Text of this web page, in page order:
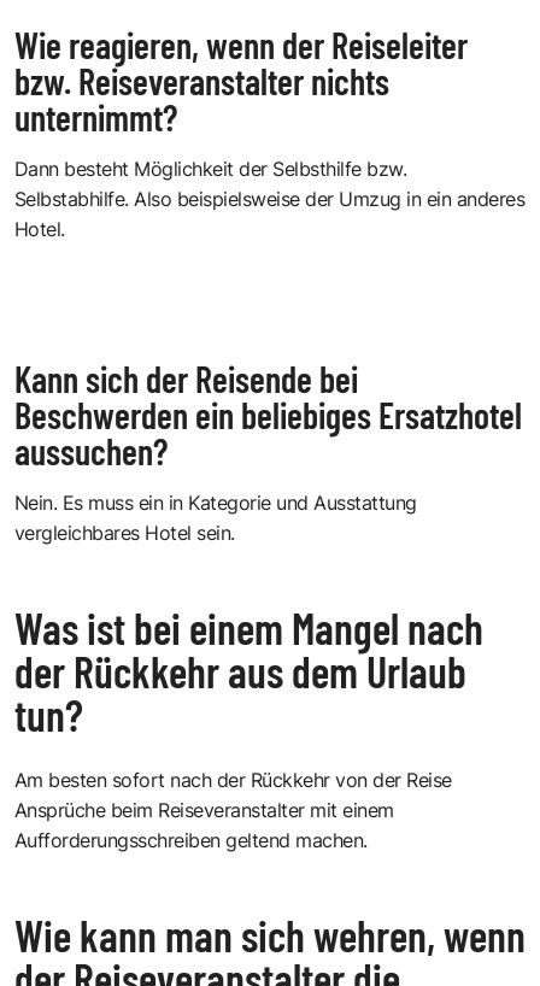
Wie reagieren, wenn der Reiseleiter
bzw. Reiseveranstalter nichts
unternimmt?
Dann besteht Möglichkeit der Selbsthilfe bzw.
Selbstabhilfe. Also beispielsweise der Umzug in ein anderes
Hotel.
Kann sich der Reisende bei
Beschwerden ein beliebiges Ersatzhotel
aussuchen?
Nein. Es muss ein in Kategorie und Ausstattung
vergleichbares Hotel sein.
Was ist bei einem Mangel nach
der Rückkehr aus dem Urlaub
tun?
Am besten sofort nach der Rückkehr von der Reise
Ansprüche beim Reiseveranstalter mit einem
Aufforderungsschreiben geltend machen.
Wie kann man sich wehren, wenn